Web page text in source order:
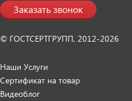
Заказать звонок
© ГОСТСЕРТГРУПП, 2012-2026
Наши Услуги
Сертификат на товар
Видеоблог